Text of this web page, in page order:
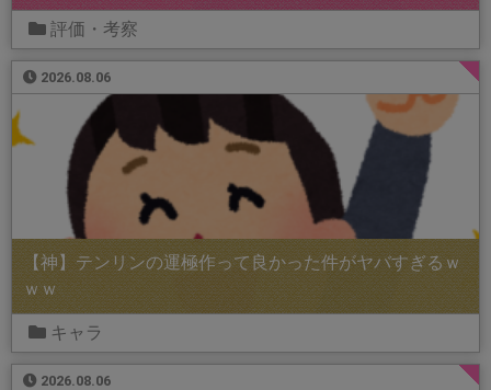
評価・考察
2026.08.06
【神】テンリンの運極作って良かった件がヤバすぎるｗ
ｗｗ
キャラ
2026.08.06